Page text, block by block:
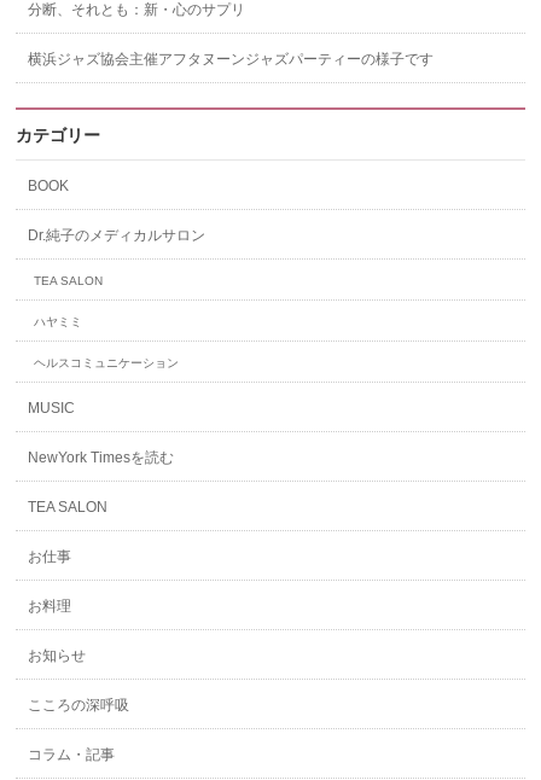
分断、それとも：新・心のサプリ
横浜ジャズ協会主催アフタヌーンジャズパーティーの様子です
カテゴリー
BOOK
Dr.純子のメディカルサロン
TEA SALON
ハヤミミ
ヘルスコミュニケーション
MUSIC
NewYork Timesを読む
TEA SALON
お仕事
お料理
お知らせ
こころの深呼吸
コラム・記事